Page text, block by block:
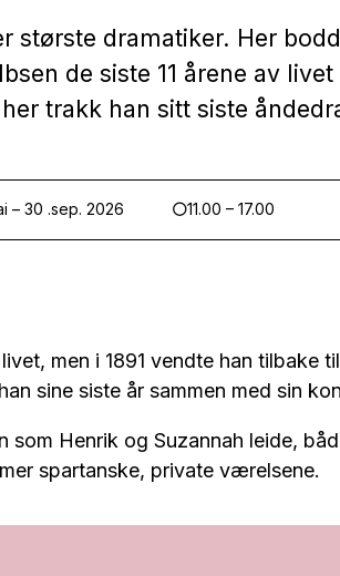
største dramatiker. Her
de siste 11 årene av livet
trakk han sitt siste
– 30 .sep. 2026 11.00 – 17.00
men i 1891 vendte han tilbake til
sine siste år sammen med sin
som Henrik og Suzannah leide,
spartanske, private værelsene.